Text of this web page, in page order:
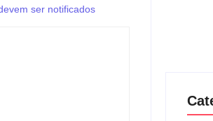
ser notificados